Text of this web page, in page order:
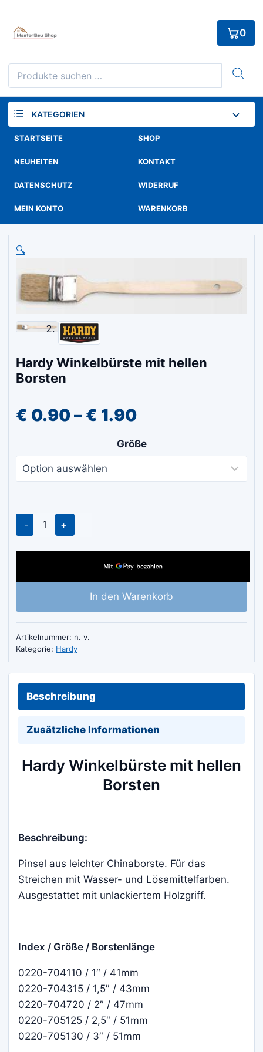
content
Suchen
nach:
0
KATEGORIEN
STARTSEITE SHOP
NEUHEITEN KONTAKT
DATENSCHUTZ WIDERRUF
MEIN KONTO WARENKORB
🔍
Hardy Winkelbürste mit hellen
Borsten
€ 0.90– € 1.90Preisspanne:
€ 0.90
Größe
Hardy
Winkelbürste
mit
Borsten
In den Warenkorb
Artikelnummer: n. v.
Kategorie: Hardy
Beschreibung
Zusätzliche Informationen
Hardy Winkelbürste mit hellen
Borsten
Beschreibung:
Pinsel aus leichter Chinaborste. Für das
Streichen mit Wasser- und Lösemittelfarben.
Ausgestattet mit unlackiertem Holzgriff.
Index / Größe / Borstenlänge
0220-704110 / 1″ / 41mm
0220-704315 / 1,5″ / 43mm
0220-704720 / 2″ / 47mm
0220-705125 / 2,5″ / 51mm
0220-705130 / 3″ / 51mm